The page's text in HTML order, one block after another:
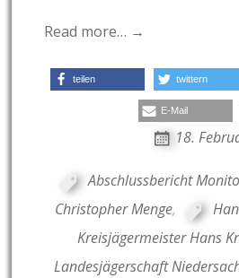
Read more… →
teilen twittern
E-Mail
18.
Abschlussbericht
Christopher Menge,
Kreisjägermeister Hans
Landesjägerschaft